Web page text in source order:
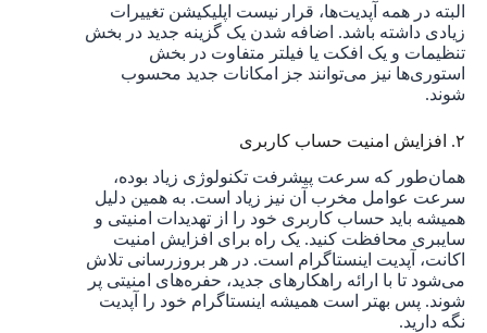
البته در همه آپدیت‌ها، قرار نیست اپلیکیشن تغییرات
زیادی داشته باشد. اضافه شدن یک گزینه جدید در بخش
تنظیمات و یک افکت یا فیلتر متفاوت در بخش
استوری‌ها نیز می‌توانند جز امکانات جدید محسوب
شوند.
۲. افزایش امنیت حساب کاربری
همان‌طور که سرعت پیشرفت تکنولوژی زیاد بوده،
سرعت عوامل مخرب آن نیز زیاد است. به همین دلیل
همیشه باید حساب کاربری خود را از تهدیدات امنیتی و
سایبری محافظت کنید. یک راه برای افزایش امنیت
اکانت، آپدیت اینستاگرام است. در هر بروزرسانی تلاش
می‌شود تا با ارائه راهکارهای جدید، حفره‌های امنیتی پر
شوند. پس بهتر است همیشه اینستاگرام خود را آپدیت
نگه دارید.